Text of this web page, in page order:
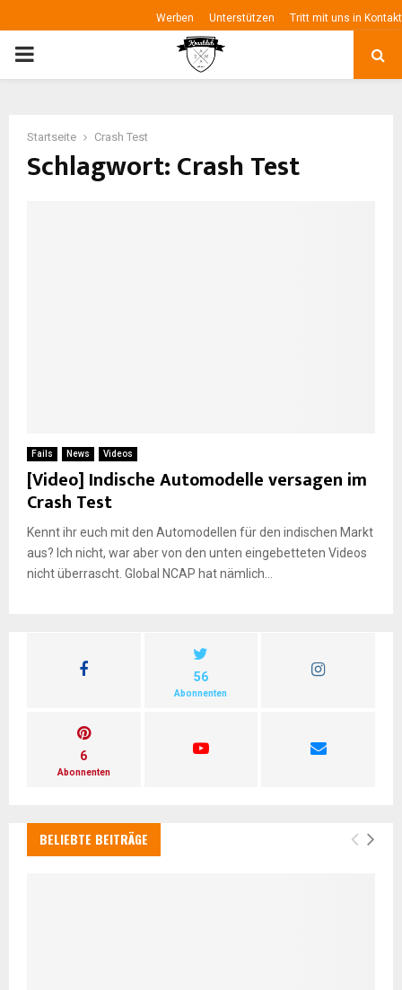
Werben Unterstützen Tritt mit uns in Kontakt
P
E
N
U
Startseite Crash Test
Schlagwort: Crash Test
Fails News Videos
[Video] Indische Automodelle versagen im
Crash Test
Kennt ihr euch mit den Automodellen für den indischen Markt
aus? Ich nicht, war aber von den unten eingebetteten Videos
nicht überrascht. Global NCAP hat nämlich...
56
Abonnenten
6
Abonnenten
BELIEBTE BEITRÄGE